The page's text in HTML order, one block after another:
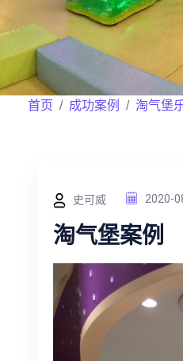
首页 成功案例 淘气堡
史可威 2020-
淘气堡案例